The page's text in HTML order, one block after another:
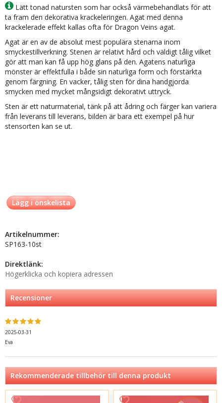
Lätt tonad natursten som har också värmebehandlats för att
ta fram den dekorativa krackeleringen. Agat med denna
krackelerade effekt kallas ofta för Dragon Veins agat.
Agat är en av de absolut mest populära stenarna inom
smyckestillverkning. Stenen är relativt hård och väldigt tålig vilket
gör att man kan få upp hög glans på den. Agatens naturliga
mönster är effektfulla i både sin naturliga form och förstärkta
genom färgning. En vacker, tålig sten för dina handgjorda
smycken med mycket mångsidigt dekorativt uttryck.
Sten är ett naturmaterial, tänk på att ådring och färger kan variera
från leverans till leverans, bilden är bara ett exempel på hur
stensorten kan se ut.
Lägg i önskelista
Artikelnummer:
SP163-10st
Direktlänk:
Högerklicka och kopiera adressen
Recensioner
2025-03-31
Eva
Rekommenderade tillbehör till denna produkt